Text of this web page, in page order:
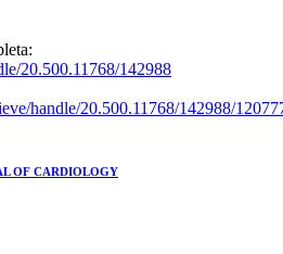
20.500.11768/142988
handle/20.500.11768/142988/
OF CARDIOLOGY